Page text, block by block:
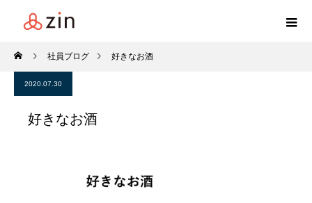
社員ブログ 好きなお酒
2020.07.30
好きなお酒